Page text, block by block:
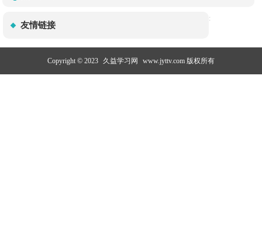
友情链接
:
Copyright © 2023 久益学习网 www.jyttv.com 版权所有